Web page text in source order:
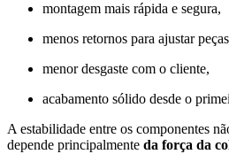
montagem mais rápida e segura,
menos retornos para ajustar
menor desgaste com o cliente,
acabamento sólido desde o
A estabilidade entre os componentes
depende principalmente da força da